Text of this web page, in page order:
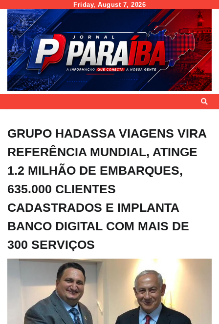
content
Friday, August 7, 2026
GRUPO HADASSA VIAGENS VIRA
REFERÊNCIA MUNDIAL, ATINGE
1.2 MILHÃO DE EMBARQUES,
635.000 CLIENTES
CADASTRADOS E IMPLANTA
BANCO DIGITAL COM MAIS DE
300 SERVIÇOS